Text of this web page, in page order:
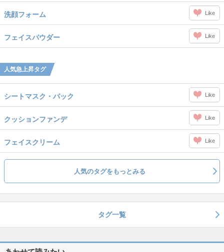
洗顔フォーム Like
フェイスパウダー Like
人気急上昇タグ
シートマスク・パック Like
クッションファンデ Like
フェイスクリーム Like
人気のタグをもっとみる
タグ一覧